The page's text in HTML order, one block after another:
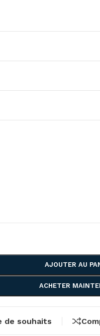
AJOUTER AU
ACHETER
de souhaits